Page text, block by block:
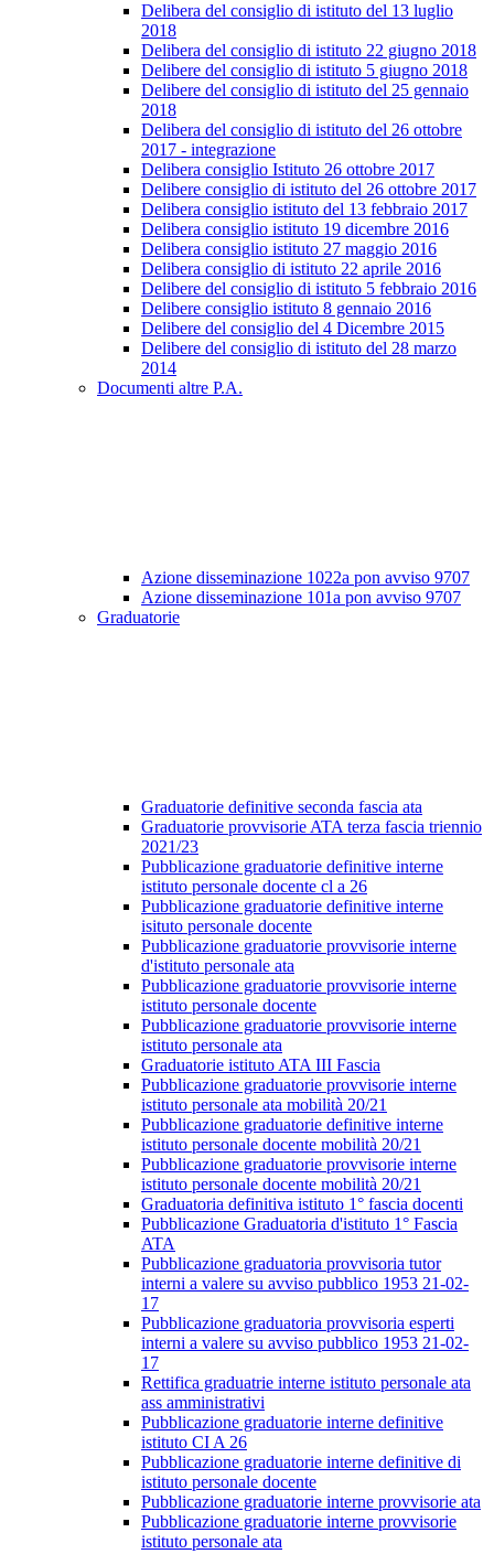
Delibera del consiglio di istituto del 13 luglio
2018
Delibera del consiglio di istituto 22 giugno 2018
Delibere del consiglio di istituto 5 giugno 2018
Delibere del consiglio di istituto del 25 gennaio
2018
Delibera del consiglio di istituto del 26 ottobre
2017 - integrazione
Delibera consiglio Istituto 26 ottobre 2017
Delibere consiglio di istituto del 26 ottobre 2017
Delibera consiglio istituto del 13 febbraio 2017
Delibera consiglio istituto 19 dicembre 2016
Delibera consiglio istituto 27 maggio 2016
Delibera consiglio di istituto 22 aprile 2016
Delibere del consiglio di istituto 5 febbraio 2016
Delibere consiglio istituto 8 gennaio 2016
Delibere del consiglio del 4 Dicembre 2015
Delibere del consiglio di istituto del 28 marzo
2014
Documenti altre P.A.
Azione disseminazione 1022a pon avviso 9707
Azione disseminazione 101a pon avviso 9707
Graduatorie
Graduatorie definitive seconda fascia ata
Graduatorie provvisorie ATA terza fascia triennio
2021/23
Pubblicazione graduatorie definitive interne
istituto personale docente cl a 26
Pubblicazione graduatorie definitive interne
isituto personale docente
Pubblicazione graduatorie provvisorie interne
d'istituto personale ata
Pubblicazione graduatorie provvisorie interne
istituto personale docente
Pubblicazione graduatorie provvisorie interne
istituto personale ata
Graduatorie istituto ATA III Fascia
Pubblicazione graduatorie provvisorie interne
istituto personale ata mobilità 20/21
Pubblicazione graduatorie definitive interne
istituto personale docente mobilità 20/21
Pubblicazione graduatorie provvisorie interne
istituto personale docente mobilità 20/21
Graduatoria definitiva istituto 1° fascia docenti
Pubblicazione Graduatoria d'istituto 1° Fascia
ATA
Pubblicazione graduatoria provvisoria tutor
interni a valere su avviso pubblico 1953 21-02-
17
Pubblicazione graduatoria provvisoria esperti
interni a valere su avviso pubblico 1953 21-02-
17
Rettifica graduatrie interne istituto personale ata
ass amministrativi
Pubblicazione graduatorie interne definitive
istituto CI A 26
Pubblicazione graduatorie interne definitive di
istituto personale docente
Pubblicazione graduatorie interne provvisorie ata
Pubblicazione graduatorie interne provvisorie
istituto personale ata